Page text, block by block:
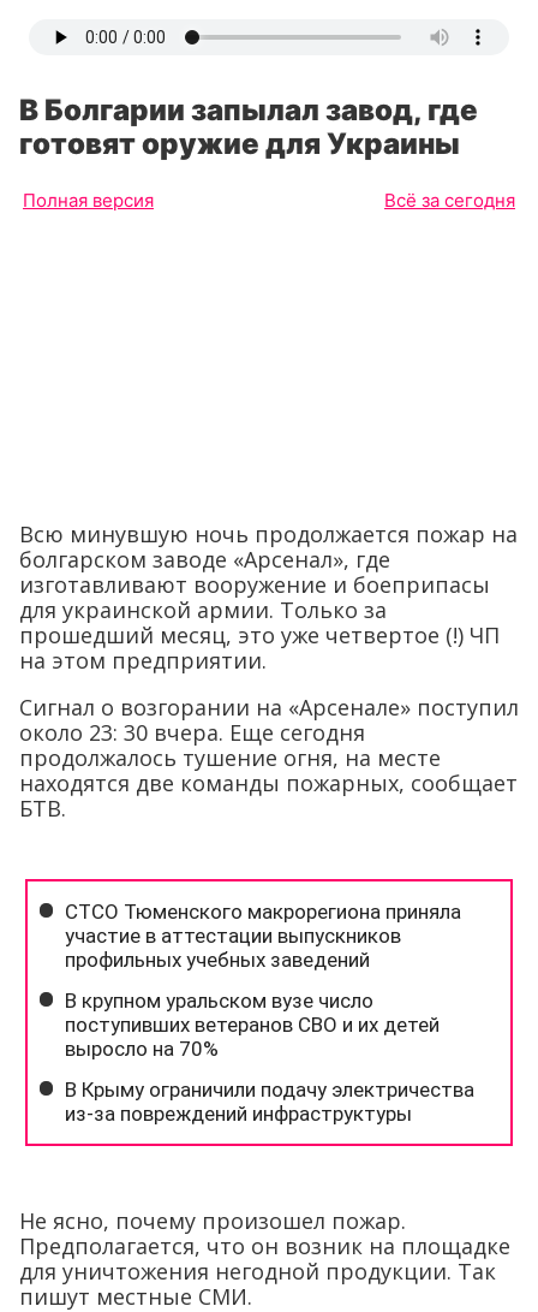
В Болгарии запылал завод, где
готовят оружие для Украины
Полная версия Всё за сегодня
Всю минувшую ночь продолжается пожар на
болгарском заводе «Арсенал», где
изготавливают вооружение и боеприпасы
для украинской армии. Только за
прошедший месяц, это уже четвертое (!) ЧП
на этом предприятии.
Сигнал о возгорании на «Арсенале» поступил
около 23: 30 вчера. Еще сегодня
продолжалось тушение огня, на месте
находятся две команды пожарных, сообщает
БТВ.
Не ясно, почему произошел пожар.
Предполагается, что он возник на площадке
для уничтожения негодной продукции. Так
пишут местные СМИ.